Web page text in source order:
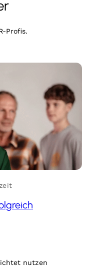
Profis.
nutzen